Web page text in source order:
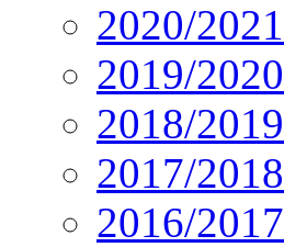
2020/2021
2019/2020
2018/2019
2017/2018
2016/2017